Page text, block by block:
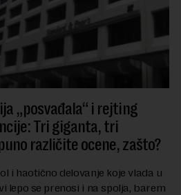
„posvađala“ i rejting
Tri giganta, tri
različite ocene, zašto?
i haotično delovanje koje vlada u
lepo se prenosi i na spolja, barem